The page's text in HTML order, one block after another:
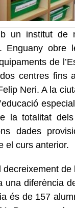
un institut de
obre
de
centres fins
Neri. A la
la totalitat
dades
el curs anterior.
de
una diferència
és de 157